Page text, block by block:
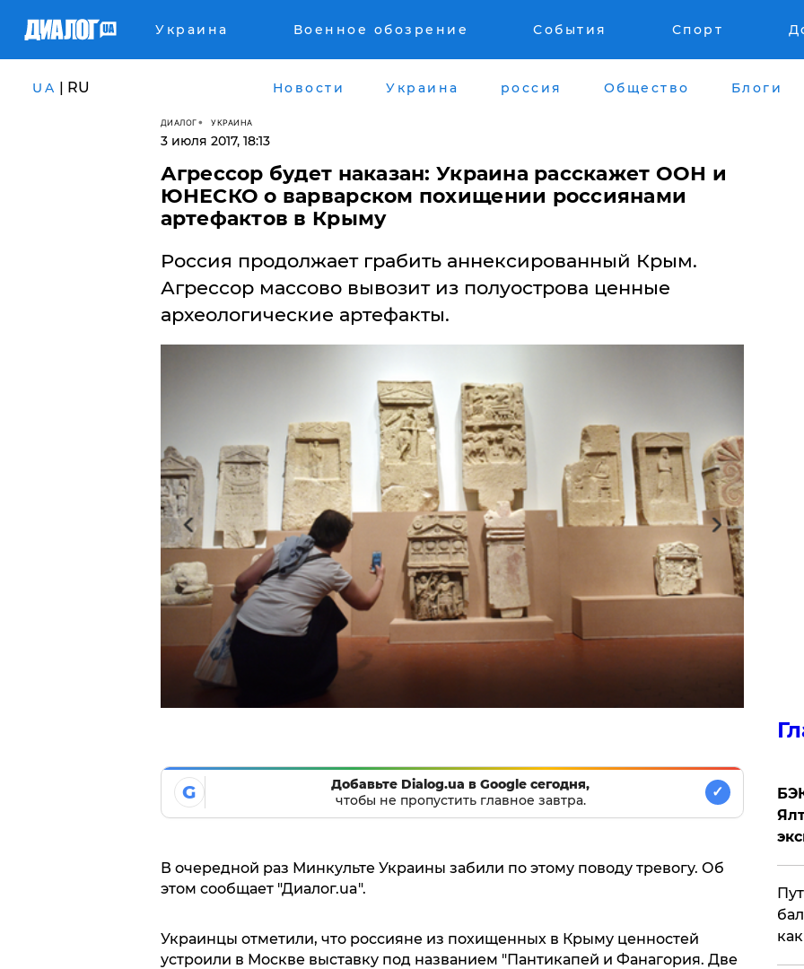
Украина Военное обозрение События Спорт
UA | RU Новости Украина россия Общество Блоги
ДИАЛОГ УКРАИНА
3 июля 2017, 18:13
​Агрессор будет наказан: Украина расскажет ООН и
ЮНЕСКО о варварском похищении россиянами
артефактов в Крыму
Россия продолжает грабить аннексированный Крым.
Агрессор массово вывозит из полуострова ценные
археологические артефакты.
G
Добавьте Dialog.ua в Google сегодня,
чтобы не пропустить главное завтра.
✓
В очередной раз Минкульте Украины забили по этому поводу тревогу. Об
этом сообщает "Диалог.ua".
Украинцы отметили, что россияне из похищенных в Крыму ценностей
устроили в Москве выставку под названием "Пантикапей и Фанагория. Две